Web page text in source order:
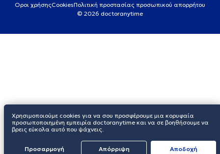
Οροι χρήσηςCookiesΠολιτική προστασίας προσωπικού απορρήτου
© 2026 doctoranytime
Χρησιμοποιούμε cookies για να σου προσφέρουμε μια κορυφαία
προσωποποιημένη εμπειρία doctoranytime και να σε βοηθήσουμε να
βρεις εύκολα αυτό που ψάχνεις.
Προσαρμογή Απόρριψη Aποδοχή